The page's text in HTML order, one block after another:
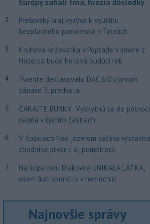
2
Prešovský kraj vyzýva k využitiu
bezplatného parkoviska v Tatrách
3
Kruhová križovatka v Poprade v smere z
Hozelca bude hotová budúci rok
4
Twente deklasovalo DAC 6:0 v prvom
zápase 3. predkola
5
ČAKAJTE BÚRKY: Vyskytnú sa do polnoci
najmä v týchto častiach
6
V Košiciach Nad jazerom začína výstavba
chodníka,otvorili aj pumptrack
7
Na kúpalisku Diakovce UNIKALA LÁTKA,
osem ľudí skončilo v nemocnici
Najnovšie správy